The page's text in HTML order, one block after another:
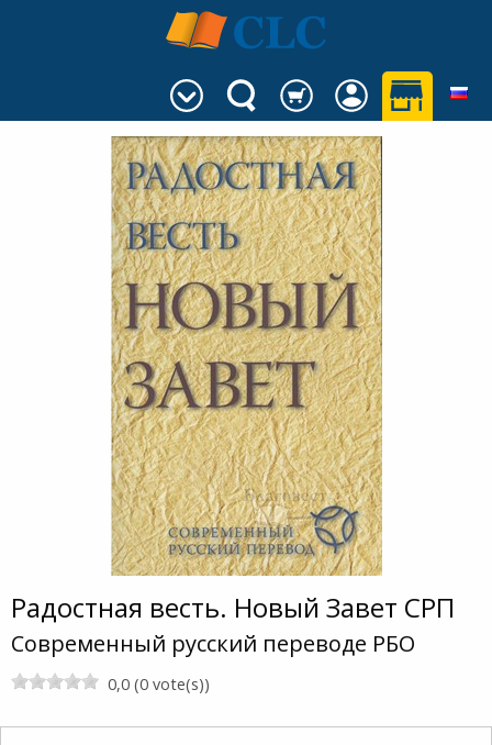
Радостная весть. Новый Завет СРП
Современный русский переводе РБО
0,0 (0 vote(s))